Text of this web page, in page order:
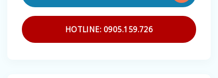
HOTLINE: 0905.159.726